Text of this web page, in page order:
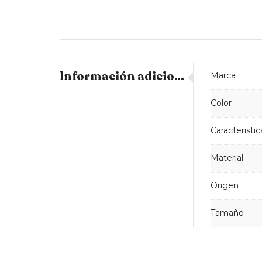
Información adicional Marca
Color
Material
Origen
Tamaño